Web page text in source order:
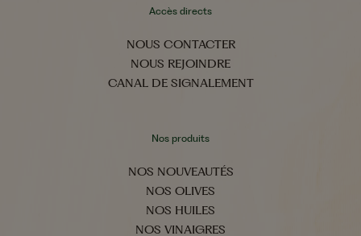
Accès directs
NOUS CONTACTER
NOUS REJOINDRE
CANAL DE SIGNALEMENT
Nos produits
NOS NOUVEAUTÉS
NOS OLIVES
NOS HUILES
NOS VINAIGRES